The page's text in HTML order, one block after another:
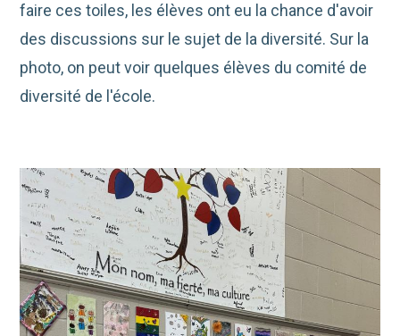
faire ces toiles, les élèves ont eu la chance d'avoir
des discussions sur le sujet de la diversité. Sur la
photo, on peut voir quelques élèves du comité de
diversité de l'école.